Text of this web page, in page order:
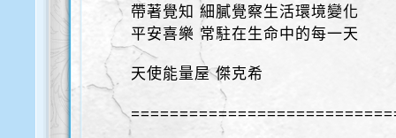
帶著覺知 細膩覺察生活環境變化
平安喜樂 常駐在生命中的每一天
天使能量屋 傑克希